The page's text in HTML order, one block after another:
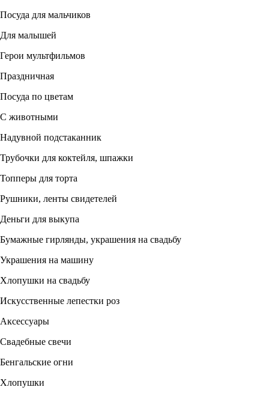
Посуда для мальчиков
Для малышей
Герои мультфильмов
Праздничная
Посуда по цветам
С животными
Надувной подстаканник
Трубочки для коктейля, шпажки
Топперы для торта
Рушники, ленты свидетелей
Деньги для выкупа
Бумажные гирлянды, украшения на свадьбу
Украшения на машину
Хлопушки на свадьбу
Искусственные лепестки роз
Аксессуары
Свадебные свечи
Бенгальские огни
Хлопушки